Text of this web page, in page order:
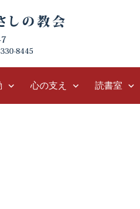
心の支え 読書室